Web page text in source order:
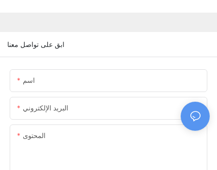
ابق على تواصل معنا
اسم
البريد الإلكتروني
المحتوى